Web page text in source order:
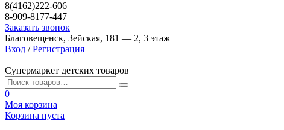
8(4162)222-606
8-909-8177-447
Заказать звонок
Благовещенск, Зейская, 181 — 2, 3 этаж
Вход / Регистрация
Супермаркет детских товаров
0
Моя корзина
Корзина пуста